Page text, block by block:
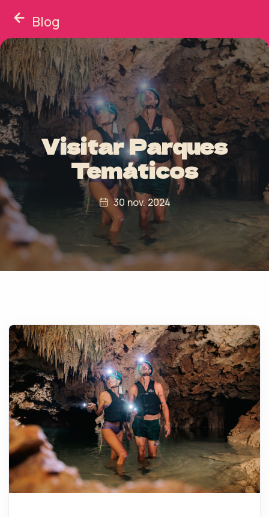
Blog
Visitar Parques
Temáticos
30 nov. 2024